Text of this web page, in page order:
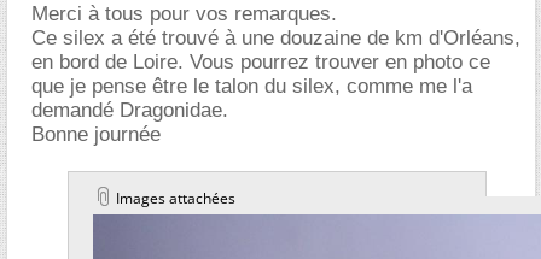
Merci à tous pour vos remarques.
Ce silex a été trouvé à une douzaine de km d'Orléans,
en bord de Loire. Vous pourrez trouver en photo ce
que je pense être le talon du silex, comme me l'a
demandé Dragonidae.
Bonne journée
Images attachées